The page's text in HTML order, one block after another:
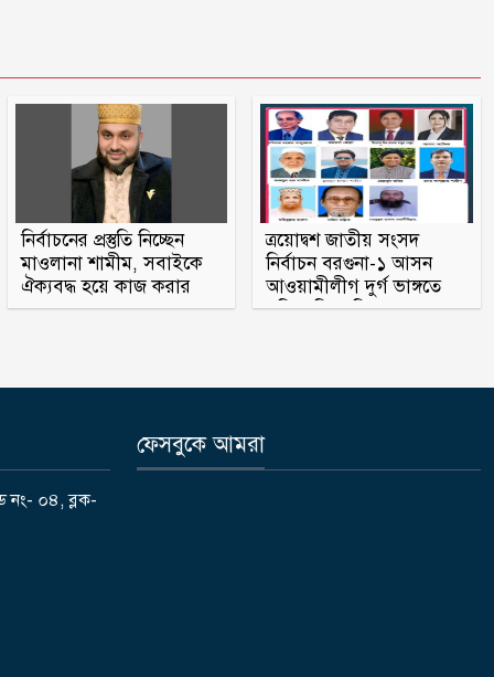
গোপালগঞ্জে সংবাদ সম্মেলন করে
আওয়ামী লীগের ১৫ নেতার পদত্যাগ
স্কুলছাত্রীকে ধর্ষণের মামলায় কনটেন্ট
ক্রিয়েটর রিপন মিয়া গ্রেপ্তার
থাইল্যান্ডের স্কুলে ১৪ বছরের
শিক্ষার্থীর গুলিতে শিক্ষকসহ নিহত ৭
নির্বাচনের প্রস্তুতি নিচ্ছেন
মাওলানা শামীম, সবাইকে
ঐক্যবদ্ধ হয়ে কাজ করার
অহব্বান জানান
ত্রয়োদ্বশ জাতীয় সংসদ
নির্বাচন বরগুনা-১ আসন
আওয়ামীলীগ দুর্গ ভাঙ্গতে
মরিয়া বিএনপি ও জামায়াত
নং- ০৪, ব্লক-
ফেসবুকে আমরা